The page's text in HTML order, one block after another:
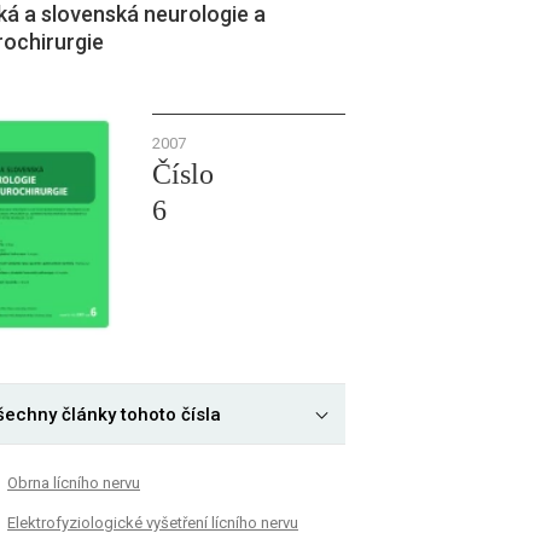
a slovenská neurologie a
2007
Číslo
6
články tohoto čísla
Obrna lícního nervu
Elektrofyziologické vyšetření lícního nervu